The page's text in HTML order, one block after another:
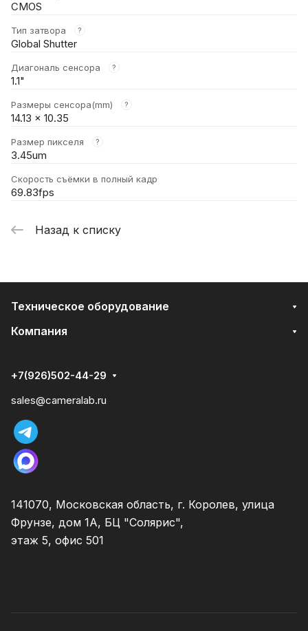
CMOS
Тип затвора ?
Global Shutter
Диагональ сенсора ?
1.1"
Размеры сенсора(mm) ?
14.13 x 10.35
Размер пикселя ?
3.45um
Скорость съёмки в полный кадр
69.83fps
Назад к списку
Техническое оборудование
Компания
+7(926)502-44-29
sales@cameralab.ru
141070, Московская область, г. Королев, улица
Фрунзе, дом 1А, БЦ "Солярис",
этаж 5, офис 501